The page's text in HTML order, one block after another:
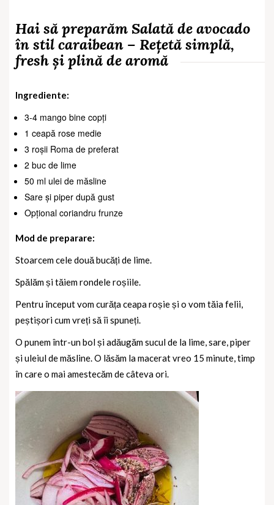
Hai să preparăm Salată de avocado
în stil caraibean – Rețetă simplă,
fresh și plină de aromă
Ingrediente:
3-4 mango bine copți
1 ceapă rose medie
3 roșii Roma de preferat
2 buc de lime
50 ml ulei de măsline
Sare și piper după gust
Opțional coriandru frunze
Mod de preparare:
Stoarcem cele două bucăți de lime.
Spălăm și tăiem rondele roșiile.
Pentru început vom curăța ceapa roșie și o vom tăia felii,
peștișori cum vreți să îi spuneți.
O punem într-un bol și adăugăm sucul de la lime, sare, piper
și uleiul de măsline. O lăsăm la macerat vreo 15 minute, timp
în care o mai amestecăm de câteva ori.